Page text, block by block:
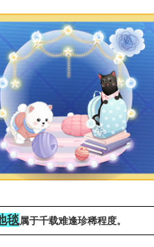
毯属于千载难逢珍稀程度。